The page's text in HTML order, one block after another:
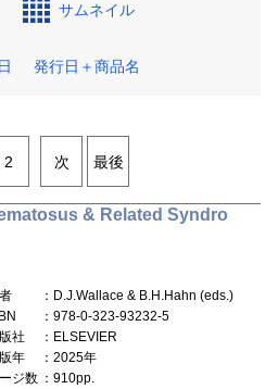
サムネイル
発行日＋商品名
2 次 最後
& Related Syndro
：D.J.Wallace & B.H.Hahn (eds.)
：978-0-323-93232-5
社
：ELSEVIER
年
：2025年
ジ数 ：910pp.